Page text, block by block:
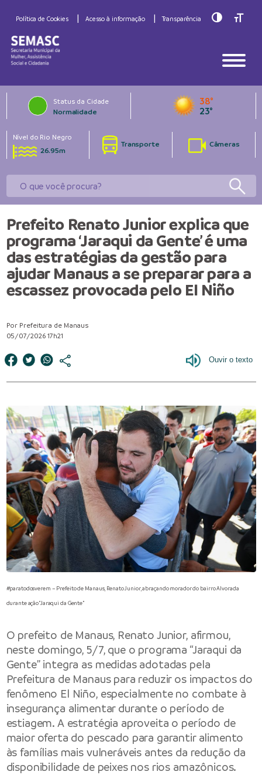
Política de Cookies Acesso à informação Transparência Toggle
Status da Cidade
Normalidade
38°
23°
Nível do Rio Negro
26.95m
Transporte Câmeras
Prefeito Renato Junior explica que
programa ‘Jaraqui da Gente’ é uma
das estratégias da gestão para
ajudar Manaus a se preparar para a
escassez provocada pelo El Niño
Por Prefeitura de Manaus
05/07/2026 17h21
#paratodosverem – Prefeito de Manaus, Renato Junior, abraçando morador do bairro Alvorada
durante ação “Jaraqui da Gente”
O prefeito de Manaus, Renato Junior, afirmou,
neste domingo, 5/7, que o programa “Jaraqui da
Gente” integra as medidas adotadas pela
Prefeitura de Manauspara reduzir os impactos do
fenômeno El Niño, especialmente no combate à
insegurança alimentar durante o período de
estiagem. A estratégia aproveita o período de
maior oferta do pescado para garantir alimento
às famílias mais vulneráveis antes da redução da
disponibilidade de peixes nos rios amazônicos.